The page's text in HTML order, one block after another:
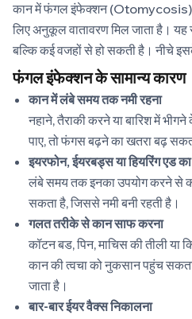
कान में फंगल इंफेक्शन (Otomycosis)
लिए अनुकूल वातावरण मिल जाता है।
बल्कि कई वजहों से हो सकती है। नीचे
फंगल इंफेक्शन के सामान्य कारण
कान में लंबे समय तक नमी रहना
नहाने, तैराकी करने या बारिश में
पाए, तो फंगस बढ़ने का खतरा बढ़
इयरफोन, ईयरबड्स या हियरिंग एड का
लंबे समय तक इनका उपयोग करने से
सकता है, जिससे नमी बनी रहती है।
गलत तरीके से कान साफ करना
कॉटन बड, पिन, माचिस की तीली
कान की त्वचा को नुकसान पहुंच
जाता है।
बार-बार ईयर वैक्स निकालना